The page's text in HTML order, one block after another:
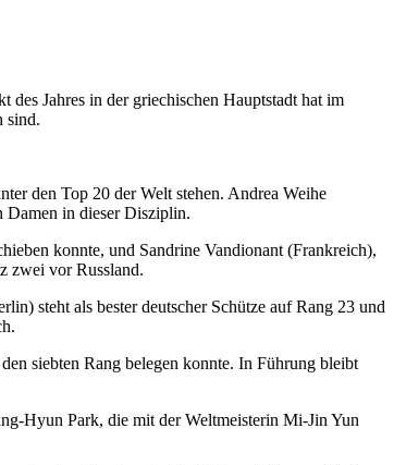
Jahres in der griechischen Hauptstadt hat im
sind.
den Top 20 der Welt stehen. Andrea Weihe
Damen in dieser Disziplin.
konnte, und Sandrine Vandionant (Frankreich),
zwei vor Russland.
steht als bester deutscher Schütze auf Rang 23 und
siebten Rang belegen konnte. In Führung bleibt
Hyun Park, die mit der Weltmeisterin Mi-Jin Yun